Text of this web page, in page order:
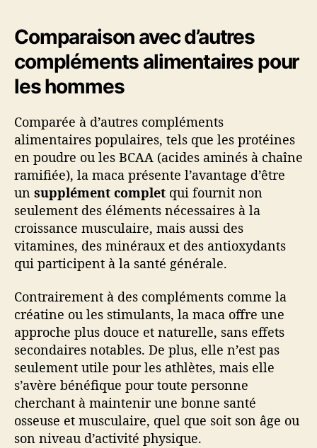
Comparaison avec d’autres
compléments alimentaires pour
les hommes
Comparée à d’autres compléments
alimentaires populaires, tels que les protéines
en poudre ou les BCAA (acides aminés à chaîne
ramifiée), la maca présente l’avantage d’être
un supplément complet qui fournit non
seulement des éléments nécessaires à la
croissance musculaire, mais aussi des
vitamines, des minéraux et des antioxydants
qui participent à la santé générale.
Contrairement à des compléments comme la
créatine ou les stimulants, la maca offre une
approche plus douce et naturelle, sans effets
secondaires notables. De plus, elle n’est pas
seulement utile pour les athlètes, mais elle
s’avère bénéfique pour toute personne
cherchant à maintenir une bonne santé
osseuse et musculaire, quel que soit son âge ou
son niveau d’activité physique.